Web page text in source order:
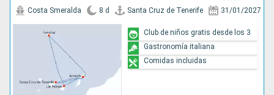
Costa Smeralda 8 d Santa Cruz de Tenerife 31/01/2027
Club de niños gratis desde los 3
Gastronomía italiana
Comidas incluidas